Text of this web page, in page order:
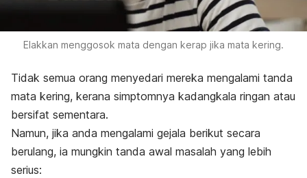
Elakkan menggosok mata dengan kerap jika mata kering.
Tidak semua orang menyedari mereka mengalami tanda
mata kering, kerana simptomnya kadangkala ringan atau
bersifat sementara.
Namun, jika anda mengalami gejala berikut secara
berulang, ia mungkin tanda awal masalah yang lebih
serius: